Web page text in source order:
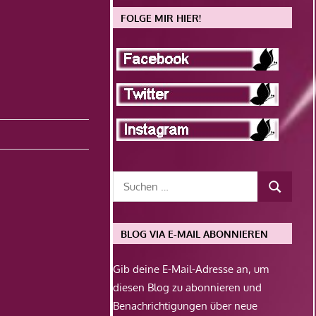
FOLGE MIR HIER!
BLOG VIA E-MAIL ABONNIEREN
Gib deine E-Mail-Adresse an, um
diesen Blog zu abonnieren und
Benachrichtigungen über neue